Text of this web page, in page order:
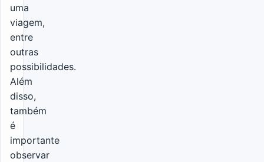
uma
viagem,
entre
outras
possibilidades.
Além
disso,
também
é
importante
observar